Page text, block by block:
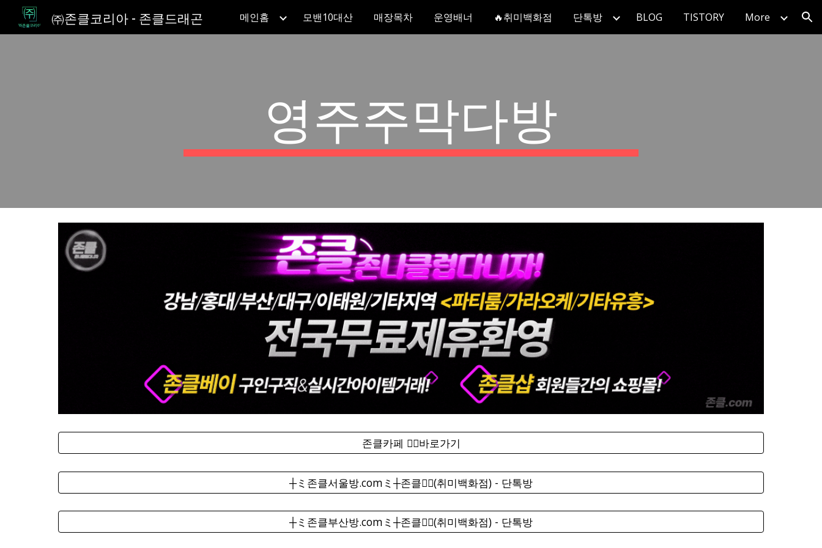
Skip to main content Skip to navigation
㈜존클코리아 - 존클드래곤 메인홈 모밴10대산 매장목차 운영배너 🔥취미백화점 단톡방 BLOG TISTORY More
영주주막다방
존클카페 ❤️‍🔥바로가기
┼ミ존클서울방.comミ┼존클❤️‍🔥(취미백화점) - 단톡방
┼ミ존클부산방.comミ┼존클❤️‍🔥(취미백화점) - 단톡방